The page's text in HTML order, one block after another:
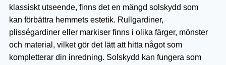
klassiskt utseende, finns det en mängd solskydd som
kan förbättra hemmets estetik. Rullgardiner,
plisségardiner eller markiser finns i olika färger, mönster
och material, vilket gör det lätt att hitta något som
kompletterar din inredning. Solskydd kan fungera som